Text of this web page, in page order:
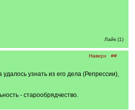
Лайк (1)
Наверх ##
узнать из его дела (Репрессии),
- старообрядчество.